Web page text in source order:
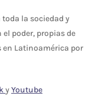
la sociedad y
poder, propias de
en Latinoamérica por
yYoutube